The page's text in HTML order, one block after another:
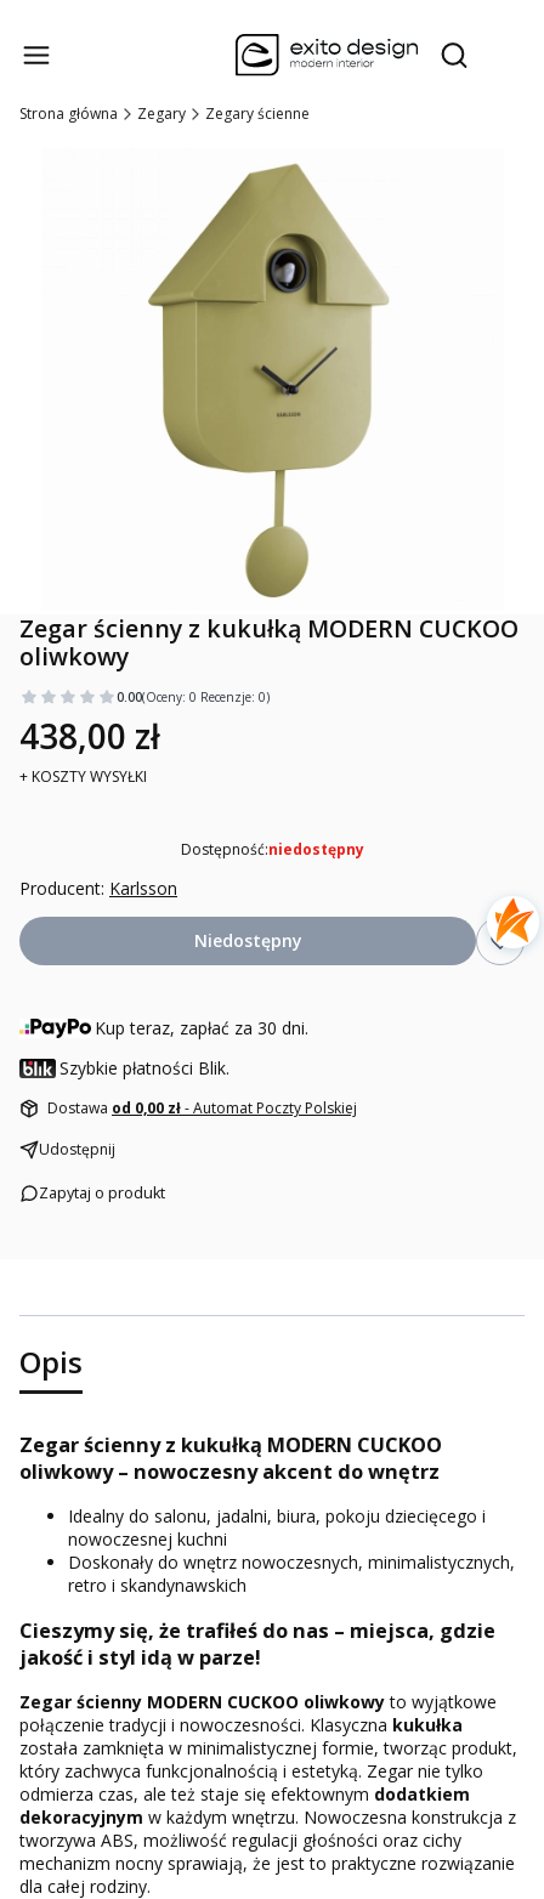
Otwórz
Strona główna Zegary Zegary ścienne
Zegar ścienny z kukułką MODERN CUCKOO
oliwkowy
0.00(Oceny: 0 Recenzje: 0)
438,00 zł
+ KOSZTY WYSYŁKI
Dostępność:niedostępny
Producent: Karlsson
Niedostępny
Kup teraz, zapłać za 30 dni.
Szybkie płatności Blik.
Dostawa od 0,00 zł- Automat Poczty Polskiej
Udostępnij
Zapytaj o produkt
Opis
Zegar ścienny z kukułką MODERN CUCKOO
oliwkowy – nowoczesny akcent do wnętrz
Idealny do salonu, jadalni, biura, pokoju dziecięcego i
nowoczesnej kuchni
Doskonały do wnętrz nowoczesnych, minimalistycznych,
retro i skandynawskich
Cieszymy się, że trafiłeś do nas – miejsca, gdzie
jakość i styl idą w parze!
Zegar ścienny MODERN CUCKOO oliwkowyto wyjątkowe
połączenie tradycji i nowoczesności. Klasyczna kukułka
została zamknięta w minimalistycznej formie, tworząc produkt,
który zachwyca funkcjonalnością i estetyką. Zegar nie tylko
odmierza czas, ale też staje się efektownym dodatkiem
dekoracyjnym w każdym wnętrzu. Nowoczesna konstrukcja z
tworzywa ABS, możliwość regulacji głośności oraz cichy
mechanizm nocny sprawiają, że jest to praktyczne rozwiązanie
dla całej rodziny.